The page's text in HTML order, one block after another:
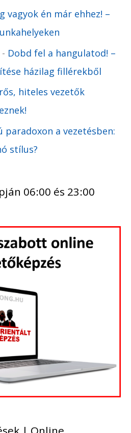
vagyok én már ehhez! –
- Dobd fel a hangulatod! –
házilag fillérekből
hiteles vezetők
paradoxon a vezetésben:
stílus?
06:00 és 23:00